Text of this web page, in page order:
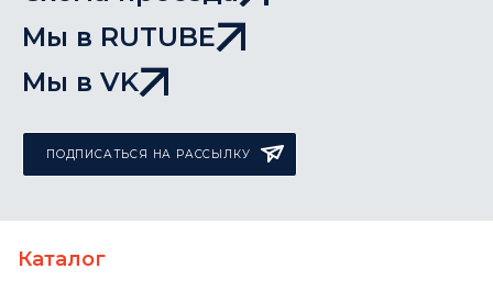
Мы в RUTUBE
Мы в VK
ПОДПИСАТЬСЯ НА РАССЫЛКУ
Каталог